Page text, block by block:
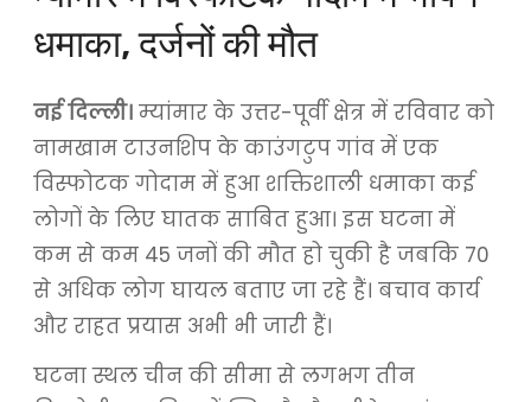
धमाका, दर्जनों की मौत
नई दिल्ली।म्यांमार के उत्तर-पूर्वी क्षेत्र में रविवार को
नामखाम टाउनशिप के काउंगटुप गांव में एक
विस्फोटक गोदाम में हुआ शक्तिशाली धमाका कई
लोगों के लिए घातक साबित हुआ। इस घटना में
कम से कम 45 जनों की मौत हो चुकी है जबकि 70
से अधिक लोग घायल बताए जा रहे हैं। बचाव कार्य
और राहत प्रयास अभी भी जारी हैं।
घटना स्थल चीन की सीमा से लगभग तीन